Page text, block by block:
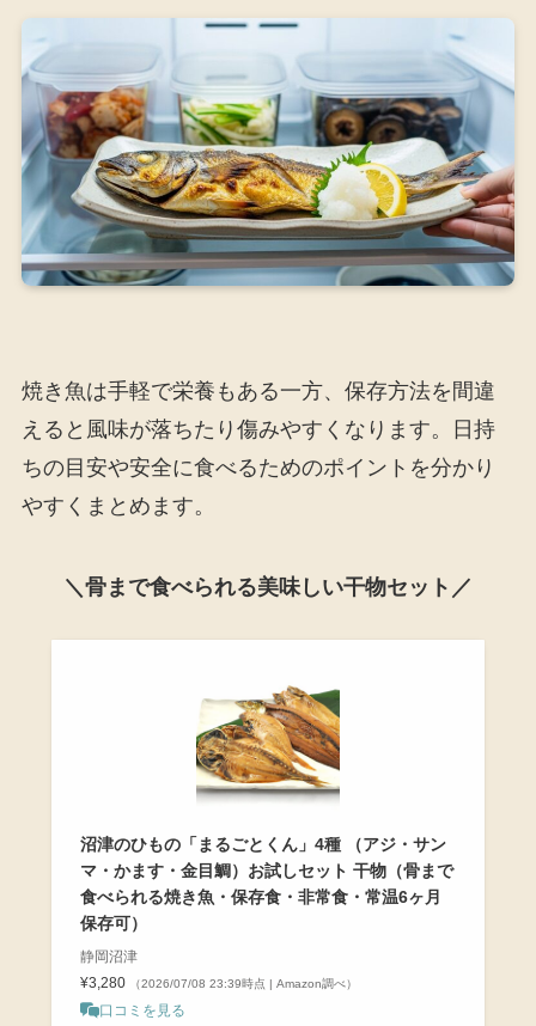
焼き魚は手軽で栄養もある一方、保存方法を間違
えると風味が落ちたり傷みやすくなります。日持
ちの目安や安全に食べるためのポイントを分かり
やすくまとめます。
＼骨まで食べられる美味しい干物セット／
沼津のひもの「まるごとくん」4種 （アジ・サン
マ・かます・金目鯛）お試しセット 干物（骨まで
食べられる焼き魚・保存食・非常食・常温6ヶ月
保存可）
静岡沼津
¥3,280
（2026/07/08 23:39時点 | Amazon調べ）
口コミを見る